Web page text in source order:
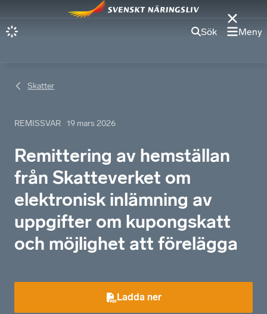
Sök Meny
Skatter
REMISSVAR 19 mars 2026
Remittering av hemställan
från Skatteverket om
elektronisk inlämning av
uppgifter om kupongskatt
och möjlighet att förelägga
Ladda ner